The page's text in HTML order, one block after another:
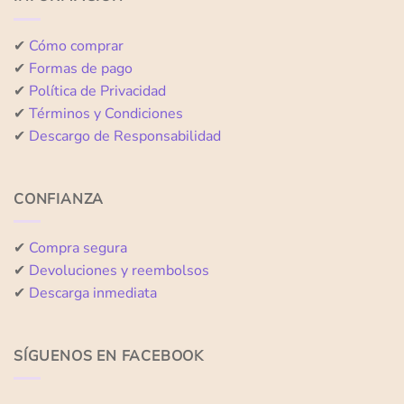
✔ Cómo comprar
✔ Formas de pago
✔ Política de Privacidad
✔ Términos y Condiciones
✔ Descargo de Responsabilidad
CONFIANZA
✔ Compra segura
✔ Devoluciones y reembolsos
✔ Descarga inmediata
SÍGUENOS EN FACEBOOK